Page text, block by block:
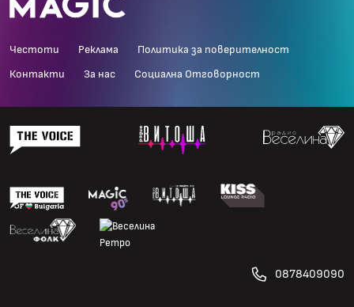
Честоти Реклама Политика за поверителност
Контакти За нас Социална Отговорност
0878409090